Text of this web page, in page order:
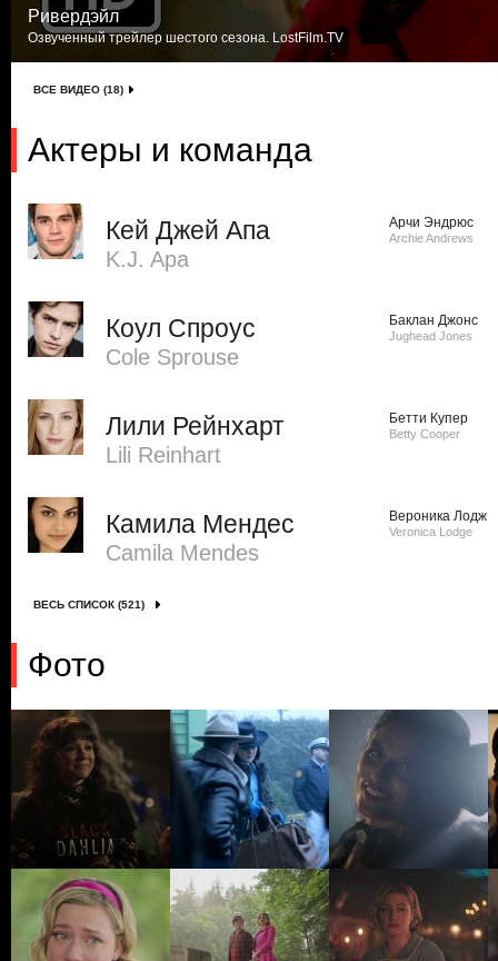
Ривердэйл
Озвученный трейлер шестого сезона. LostFilm.TV
ВСЕ ВИДЕО (18)
Актеры и команда
Кей Джей Апа
K.J. Apa
Арчи Эндрюс
Archie Andrews
Коул Спроус
Cole Sprouse
Баклан Джонс
Jughead Jones
Лили Рейнхарт
Lili Reinhart
Бетти Купер
Betty Cooper
Камила Мендес
Camila Mendes
Вероника Лодж
Veronica Lodge
ВЕСЬ СПИСОК (521)
Фото